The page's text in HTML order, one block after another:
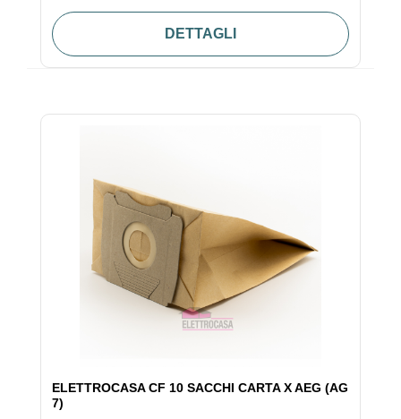
DETTAGLI
ELETTROCASA CF 10 SACCHI CARTA X AEG (AG
7)